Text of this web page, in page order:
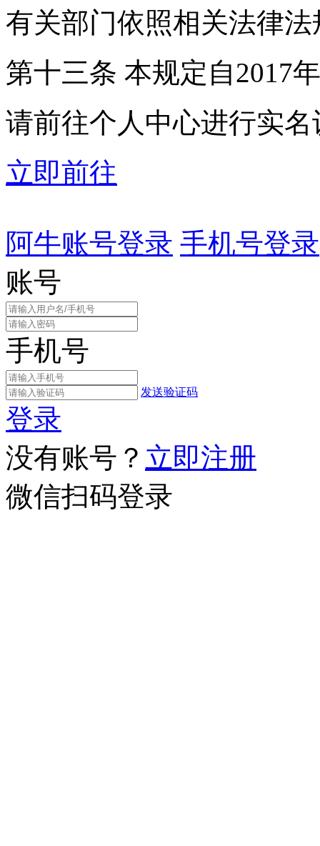
有关部门依照相关法律
第十三条 本规定自2017
请前往个人中心进行实名
立即前往
阿牛账号登录 手机号登录
账号
手机号
发送验证码
登录
没有账号？ 立即注册
微信扫码登录